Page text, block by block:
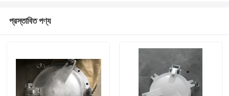
প্রস্তাবিত পণ্য